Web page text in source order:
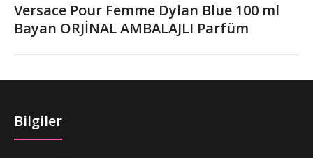
Versace Pour Femme Dylan Blue 100 ml
Bayan ORJİNAL AMBALAJLI Parfüm
Bilgiler